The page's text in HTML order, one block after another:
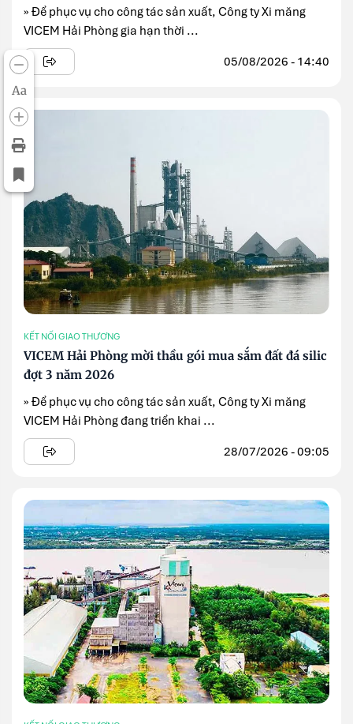
Aa
» Để phục vụ cho công tác sản xuất, Công ty Xi măng
VICEM Hải Phòng gia hạn thời ...
05/08/2026 - 14:40
KẾT NỐI GIAO THƯƠNG
VICEM Hải Phòng mời thầu gói mua sắm đất đá silic
đợt 3 năm 2026
» Để phục vụ cho công tác sản xuất, Công ty Xi măng
VICEM Hải Phòng đang triển khai ...
28/07/2026 - 09:05